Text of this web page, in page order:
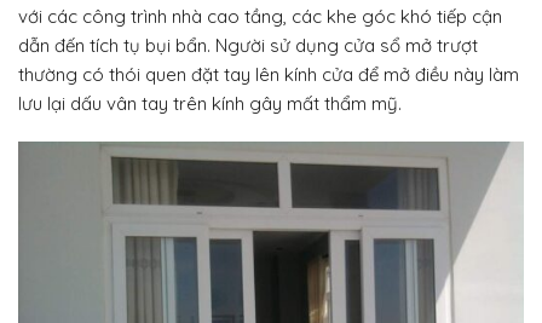
với các công trình nhà cao tầng, các khe góc khó tiếp cận
dẫn đến tích tụ bụi bẩn. Người sử dụng cửa sổ mở trượt
thường có thói quen đặt tay lên kính cửa để mở điều này làm
lưu lại dấu vân tay trên kính gây mất thẩm mỹ.